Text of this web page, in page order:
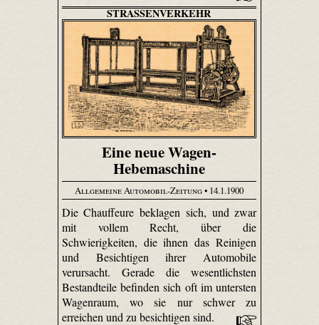
STRASSENVERKEHR
Eine neue Wagen-
Hebemaschine
Allgemeine Automobil-Zeitung• 14.1.1900
Die Chauffeure beklagen sich, und zwar
mit vollem Recht, über die
Schwierigkeiten, die ihnen das Reinigen
und Besichtigen ihrer Automobile
verursacht. Gerade die wesentlichsten
Bestandteile befinden sich oft im untersten
Wagenraum, wo sie nur schwer zu
erreichen und zu besichtigen sind.